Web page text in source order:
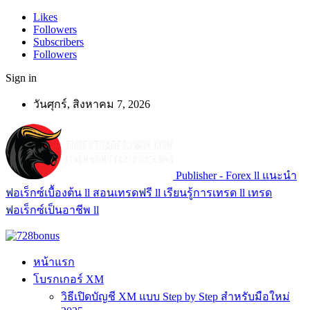
Likes
Followers
Subscribers
Followers
Sign in
วันศุกร์, สิงหาคม 7, 2026
Publisher - Forex ll แนะนำ
ฟอเร็กซ์เบื้องต้น ll สอนเทรดฟรี ll เรียนรู้การเทรด ll เทรด
ฟอเร็กซ์เป็นอาชีพ ll
หน้าแรก
โบรกเกอร์ XM
วิธีเปิดบัญชี XM แบบ Step by Step สำหรับมือใหม่